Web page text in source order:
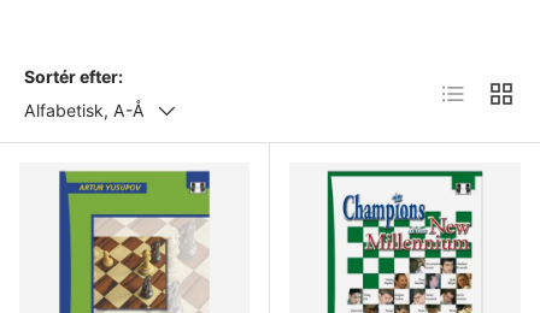
Sortér efter:
Alfabetisk, A-Å
Liste Gitter